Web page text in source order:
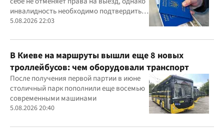
инвалидность необходимо подтвердить
документально
5.08.2026 22:03
В Киеве на маршруты вышли еще 8 новых
троллейбусов: чем оборудовали транспорт
После получения первой партии в июне
столичный парк пополнили еще восемью
современными машинами
5.08.2026 20:40